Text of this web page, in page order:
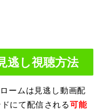
逃し視聴方法
ームは見逃し動画配
にて配信される可能